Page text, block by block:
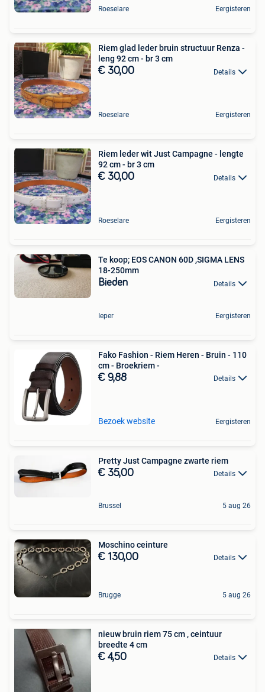
Roeselare Eergisteren
Riem glad leder bruin structuur Renza -
leng 92 cm - br 3 cm
€ 30,00 Details
Roeselare Eergisteren
Riem leder wit Just Campagne - lengte
92 cm - br 3 cm
€ 30,00 Details
Roeselare Eergisteren
Te koop; EOS CANON 60D ,SIGMA LENS
18-250mm
Bieden Details
Ieper Eergisteren
Fako Fashion - Riem Heren - Bruin - 110
cm - Broekriem -
€ 9,88 Details
Bezoek website Eergisteren
Pretty Just Campagne zwarte riem
€ 35,00 Details
Brussel 5 aug 26
Moschino ceinture
€ 130,00 Details
Brugge 5 aug 26
nieuw bruin riem 75 cm , ceintuur
breedte 4 cm
€ 4,50 Details